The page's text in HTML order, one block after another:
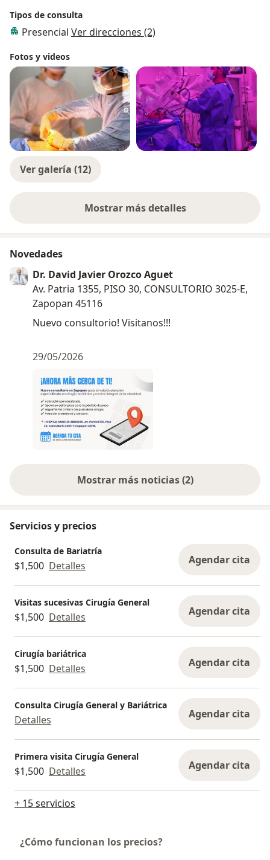
Tipos de consulta
Presencial Ver direcciones (2)
Fotos y videos
Ver galería (12)
Mostrar más detalles
sobre la experiencia
Novedades
Dr. David Javier Orozco Aguet
Av. Patria 1355, PISO 30, CONSULTORIO 3025-E,
Zapopan 45116
Nuevo consultorio! Visitanos!!!
29/05/2026
Mostrar más noticias (2)
Servicios y precios
Consulta de Bariatría
$1,500 Detalles Agendar cita
Visitas sucesivas Cirugía General
$1,500 Detalles Agendar cita
Cirugía bariátrica
$1,500 Detalles Agendar cita
Consulta Cirugía General y Bariátrica
Detalles Agendar cita
Primera visita Cirugía General
$1,500 Detalles Agendar cita
+ 15 servicios
¿Cómo funcionan los precios?